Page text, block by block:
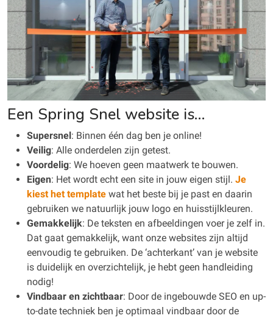
Een Spring Snel website is…
Supersnel: Binnen één dag ben je online!
Veilig: Alle onderdelen zijn getest.
Voordelig: We hoeven geen maatwerk te bouwen.
Eigen: Het wordt echt een site in jouw eigen stijl. Je
kiest het template wat het beste bij je past en daarin
gebruiken we natuurlijk jouw logo en huisstijlkleuren.
Gemakkelijk: De teksten en afbeeldingen voer je zelf in.
Dat gaat gemakkelijk, want onze websites zijn altijd
eenvoudig te gebruiken. De ‘achterkant’ van je website
is duidelijk en overzichtelijk, je hebt geen handleiding
nodig!
Vindbaar en zichtbaar: Door de ingebouwde SEO en up-
to-date techniek ben je optimaal vindbaar door de